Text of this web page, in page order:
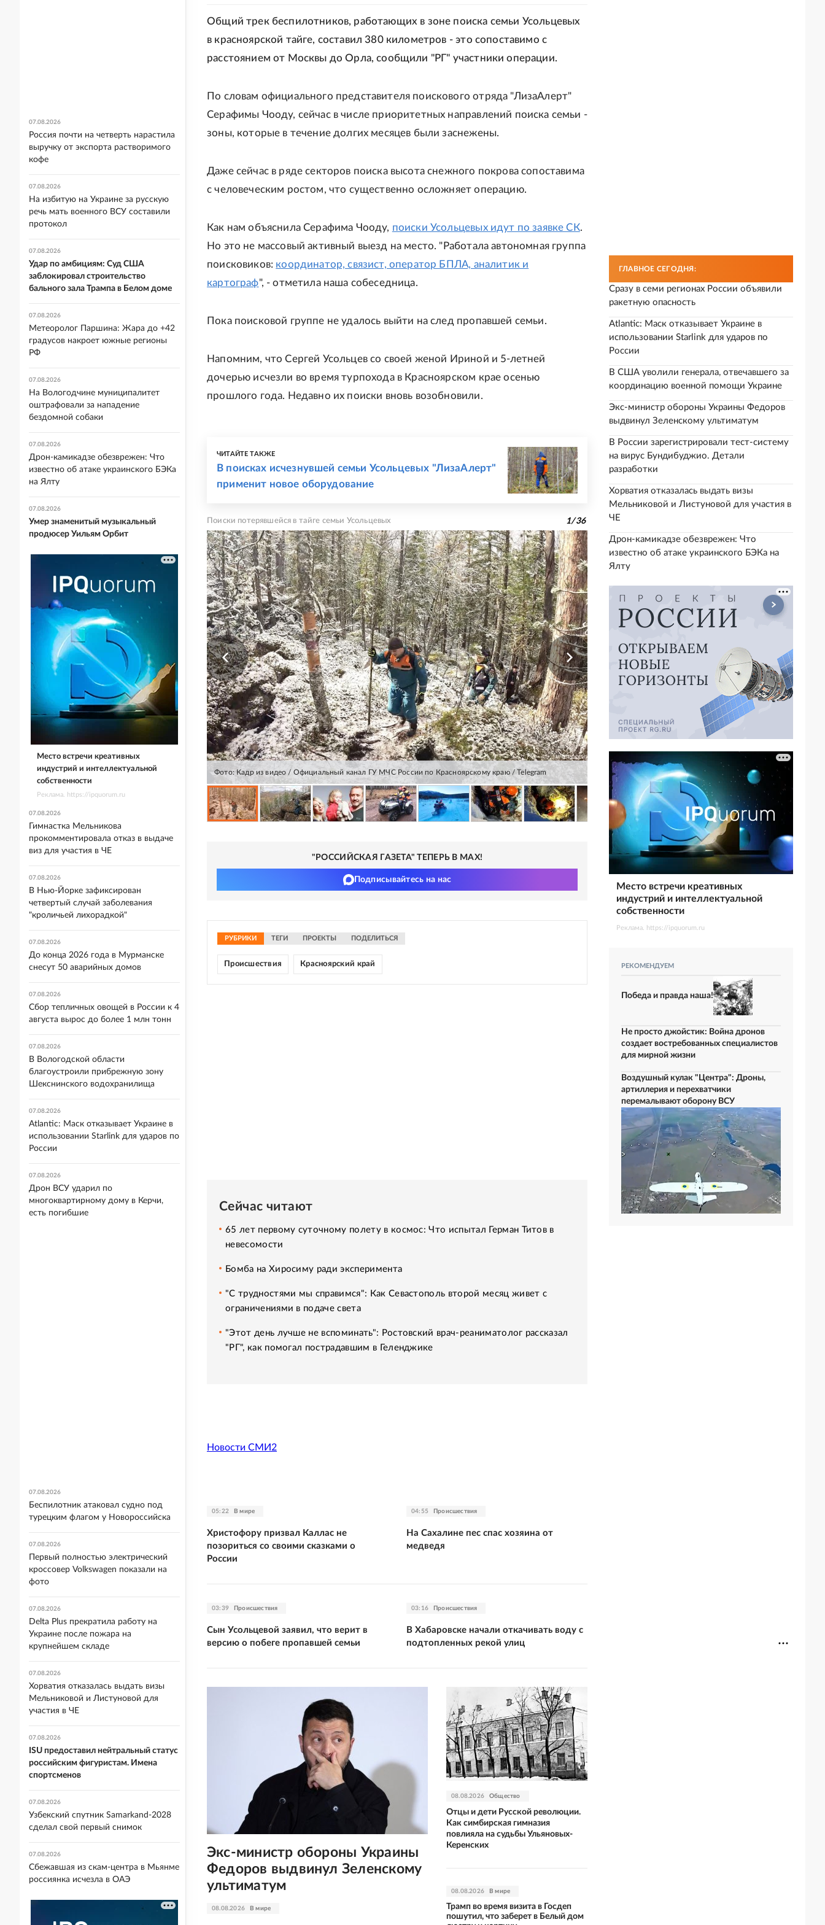
Общий трек беспилотников, работающих в зоне поиска семьи Усольцевых
в красноярской тайге, составил 380 километров - это сопоставимо с
расстоянием от Москвы до Орла, сообщили "РГ" участники операции.
По словам официального представителя поискового отряда "ЛизаАлерт"
Серафимы Чооду, сейчас в числе приоритетных направлений поиска семьи -
зоны, которые в течение долгих месяцев были заснежены.
Даже сейчас в ряде секторов поиска высота снежного покрова сопоставима
с человеческим ростом, что существенно осложняет операцию.
Как нам объяснила Серафима Чооду, поиски Усольцевых идут по заявке СК.
Но это не массовый активный выезд на место. "Работала автономная группа
поисковиков: координатор, связист, оператор БПЛА, аналитик и
картограф", - отметила наша собеседница.
Пока поисковой группе не удалось выйти на след пропавшей семьи.
Напомним, что Сергей Усольцев со своей женой Ириной и 5-летней
дочерью исчезли во время турпохода в Красноярском крае осенью
прошлого года. Недавно их поиски вновь возобновили.
ЧИТАЙТЕ ТАКЖЕ
В поисках исчезнувшей семьи Усольцевых "ЛизаАлерт"
применит новое оборудование
Поиски потерявшейся в тайге семьи Усольцевых 1/36
Фото: Кадр из видео / Официальный канал ГУ МЧС России по Красноярскому краю / Telegram
"РОССИЙСКАЯ ГАЗЕТА" ТЕПЕРЬ В MAX!
Подписывайтесь на нас
РУБРИКИ ТЕГИ ПРОЕКТЫ ПОДЕЛИТЬСЯ
Происшествия Красноярский край
Сейчас читают
65 лет первому суточному полету в космос: Что испытал Герман Титов в
невесомости
Бомба на Хиросиму ради эксперимента
"С трудностями мы справимся": Как Севастополь второй месяц живет с
ограничениями в подаче света
"Этот день лучше не вспоминать": Ростовский врач-реаниматолог рассказал
"РГ", как помогал пострадавшим в Геленджике
Новости СМИ2
05:22 В мире
Христофору призвал Каллас не
позориться со своими сказками о
России
04:55 Происшествия
На Сахалине пес спас хозяина от
медведя
03:39 Происшествия
Сын Усольцевой заявил, что верит в
версию о побеге пропавшей семьи
03:16 Происшествия
В Хабаровске начали откачивать воду с
подтопленных рекой улиц
08.08.2026 В мире
Экс-министр обороны Украины
Федоров выдвинул Зеленскому
ультиматум
08.08.2026 Общество
Отцы и дети Русской революции.
Как симбирская гимназия
повлияла на судьбы Ульяновых-
Керенских
08.08.2026 В мире
Трамп во время визита в Госдеп
пошутил, что заберет в Белый дом
ГЛАВНОЕ СЕГОДНЯ:
Сразу в семи регионах России объявили
ракетную опасность
Atlantic: Маск отказывает Украине в
использовании Starlink для ударов по
России
В США уволили генерала, отвечавшего за
координацию военной помощи Украине
Экс-министр обороны Украины Федоров
выдвинул Зеленскому ультиматум
В России зарегистрировали тест-систему
на вирус Бундибуджио. Детали
разработки
Хорватия отказалась выдать визы
Мельниковой и Листуновой для участия в
ЧЕ
Дрон-камикадзе обезврежен: Что
известно об атаке украинского БЭКа на
Ялту
Место встречи креативных
индустрий и интеллектуальной
собственности
Реклама. https://ipquorum.ru
РЕКОМЕНДУЕМ
Победа и правда наша!
Не просто джойстик: Война дронов
создает востребованных специалистов
для мирной жизни
Воздушный кулак "Центра": Дроны,
артиллерия и перехватчики
перемалывают оборону ВСУ
07.08.2026
Россия почти на четверть нарастила
выручку от экспорта растворимого
кофе
07.08.2026
На избитую на Украине за русскую
речь мать военного ВСУ составили
протокол
07.08.2026
Удар по амбициям: Суд США
заблокировал строительство
бального зала Трампа в Белом доме
07.08.2026
Метеоролог Паршина: Жара до +42
градусов накроет южные регионы
РФ
07.08.2026
На Вологодчине муниципалитет
оштрафовали за нападение
бездомной собаки
07.08.2026
Дрон-камикадзе обезврежен: Что
известно об атаке украинского БЭКа
на Ялту
07.08.2026
Умер знаменитый музыкальный
продюсер Уильям Орбит
Место встречи креативных
индустрий и интеллектуальной
собственности
Реклама. https://ipquorum.ru
07.08.2026
Гимнастка Мельникова
прокомментировала отказ в выдаче
виз для участия в ЧЕ
07.08.2026
В Нью-Йорке зафиксирован
четвертый случай заболевания
"кроличьей лихорадкой"
07.08.2026
До конца 2026 года в Мурманске
снесут 50 аварийных домов
07.08.2026
Сбор тепличных овощей в России к 4
августа вырос до более 1 млн тонн
07.08.2026
В Вологодской области
благоустроили прибрежную зону
Шекснинского водохранилища
07.08.2026
Atlantic: Маск отказывает Украине в
использовании Starlink для ударов по
России
07.08.2026
Дрон ВСУ ударил по
многоквартирному дому в Керчи,
есть погибшие
07.08.2026
Беспилотник атаковал судно под
турецким флагом у Новороссийска
07.08.2026
Первый полностью электрический
кроссовер Volkswagen показали на
фото
07.08.2026
Delta Plus прекратила работу на
Украине после пожара на
крупнейшем складе
07.08.2026
Хорватия отказалась выдать визы
Мельниковой и Листуновой для
участия в ЧЕ
07.08.2026
ISU предоставил нейтральный статус
российским фигуристам. Имена
спортсменов
07.08.2026
Узбекский спутник Samarkand-2028
сделал свой первый снимок
07.08.2026
Сбежавшая из скам-центра в Мьянме
россиянка исчезла в ОАЭ